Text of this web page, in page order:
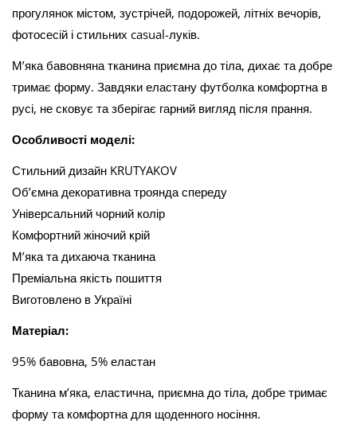
прогулянок містом, зустрічей, подорожей, літніх вечорів,
фотосесій і стильних casual-луків.
М’яка бавовняна тканина приємна до тіла, дихає та добре
тримає форму. Завдяки еластану футболка комфортна в
русі, не сковує та зберігає гарний вигляд після прання.
Особливості моделі:
Стильний дизайн KRUTYAKOV
Об’ємна декоративна троянда спереду
Універсальний чорний колір
Комфортний жіночий крій
М’яка та дихаюча тканина
Преміальна якість пошиття
Виготовлено в Україні
Матеріал:
95% бавовна, 5% еластан
Тканина м’яка, еластична, приємна до тіла, добре тримає
форму та комфортна для щоденного носіння.